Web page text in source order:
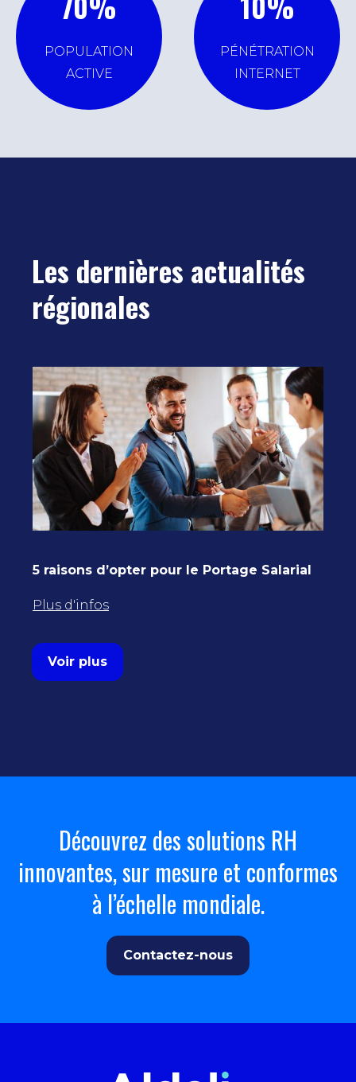
POPULATION
ACTIVE
PÉNÉTRATION
INTERNET
Les dernières actualités
régionales
Voir plus
5 raisons d’opter pour le Portage Salarial
Plus d'infos
Découvrez des solutions RH
innovantes, sur mesure et conformes
à l’échelle mondiale.
Contactez-nous